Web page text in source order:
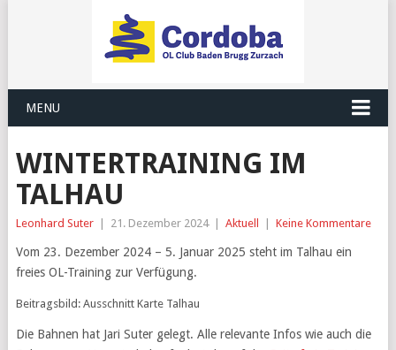
MENU
WINTERTRAINING IM
TALHAU
Leonhard Suter 21. Dezember 2024 Aktuell Keine Kommentare
Vom 23. Dezember 2024 – 5. Januar 2025 steht im Talhau ein
freies OL-Training zur Verfügung.
Beitragsbild: Ausschnitt Karte Talhau
Die Bahnen hat Jari Suter gelegt. Alle relevante Infos wie auch die